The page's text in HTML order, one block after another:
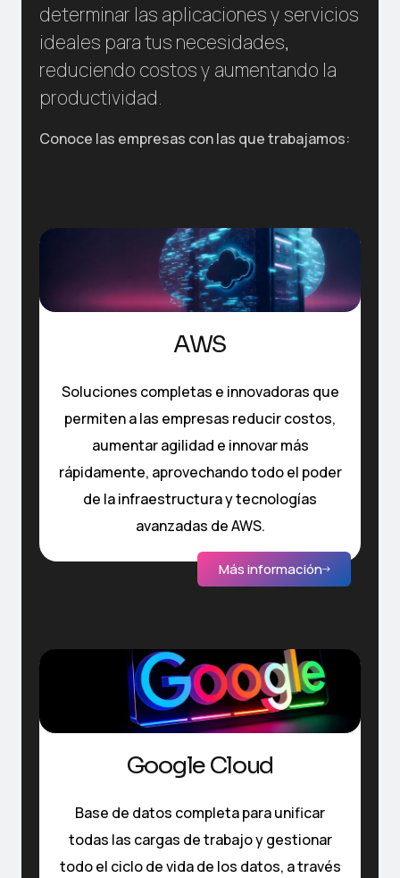
determinar las aplicaciones y servicios
ideales para tus necesidades,
reduciendo costos y aumentando la
productividad.
Conoce las empresas con las que trabajamos:
AWS
Soluciones completas e innovadoras que
permiten a las empresas reducir costos,
aumentar agilidad e innovar más
rápidamente, aprovechando todo el poder
de la infraestructura y tecnologías
avanzadas de AWS.
Más información
Google Cloud
Base de datos completa para unificar
todas las cargas de trabajo y gestionar
todo el ciclo de vida de los datos, a través